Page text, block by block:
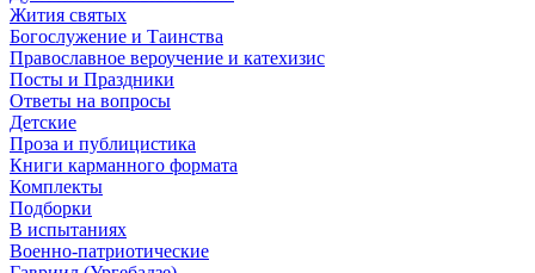
Жития святых
Богослужение и Таинства
Православное вероучение и катехизис
Посты и Праздники
Ответы на вопросы
Детские
Проза и публицистика
Книги карманного формата
Комплекты
Подборки
В испытаниях
Военно-патриотические